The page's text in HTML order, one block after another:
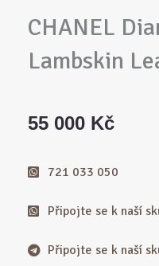
CHANEL
Lambskin
55 000 Kč
721 033 050
Připojte se k naší
Připojte se k naší